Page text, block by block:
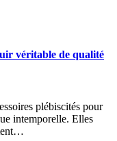
véritable de qualité
plébiscités pour
intemporelle. Elles